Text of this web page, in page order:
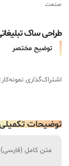
صنعت
توضیح مختصر
طراحی ساک
اشتراک‌گذاری نمونه‌کار:
توضیحات
متن کامل (فارسی)